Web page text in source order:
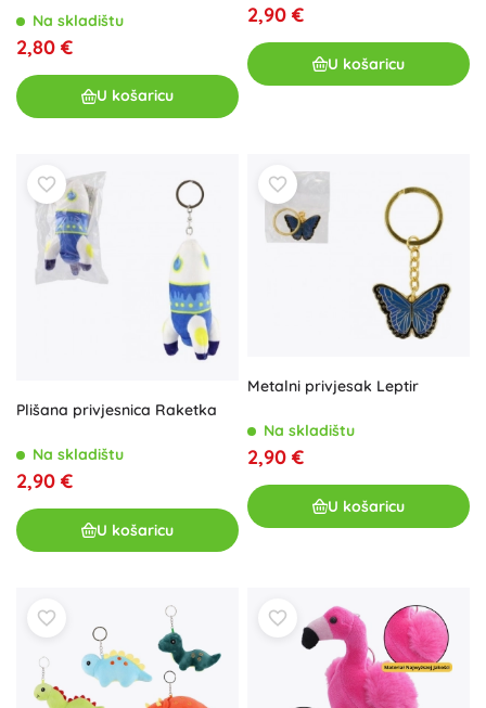
Na skladištu
2,80 €
U košaricu
2,90 €
U košaricu
Plišana privjesnica Raketka
Na skladištu
2,90 €
U košaricu
Metalni privjesak Leptir
Na skladištu
2,90 €
U košaricu